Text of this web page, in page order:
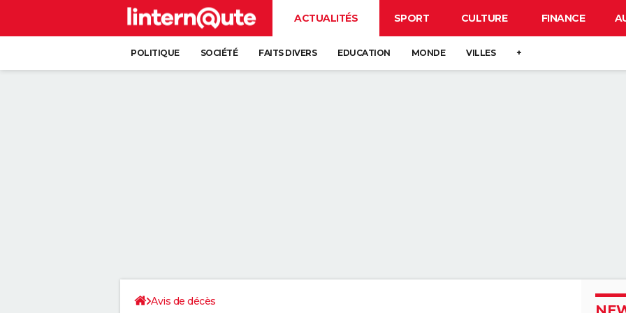
ACTUALITÉS SPORT CULTURE FINANCE
POLITIQUE SOCIÉTÉ FAITS DIVERS EDUCATION MONDE VILLES +
Avis de décès